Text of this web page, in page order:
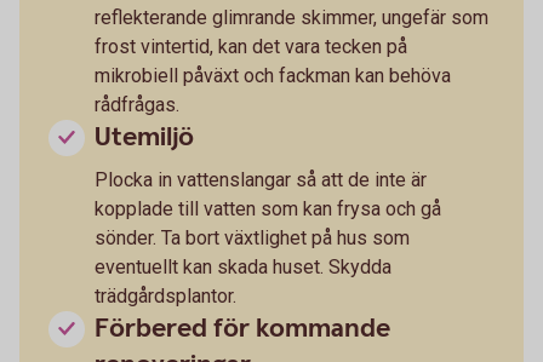
reflekterande glimrande skimmer, ungefär som
frost vintertid, kan det vara tecken på
mikrobiell påväxt och fackman kan behöva
rådfrågas.
Utemiljö
Plocka in vattenslangar så att de inte är
kopplade till vatten som kan frysa och gå
sönder. Ta bort växtlighet på hus som
eventuellt kan skada huset. Skydda
trädgårdsplantor.
Förbered för kommande